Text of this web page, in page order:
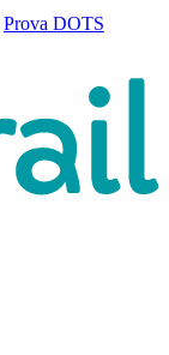
Prova DOTS